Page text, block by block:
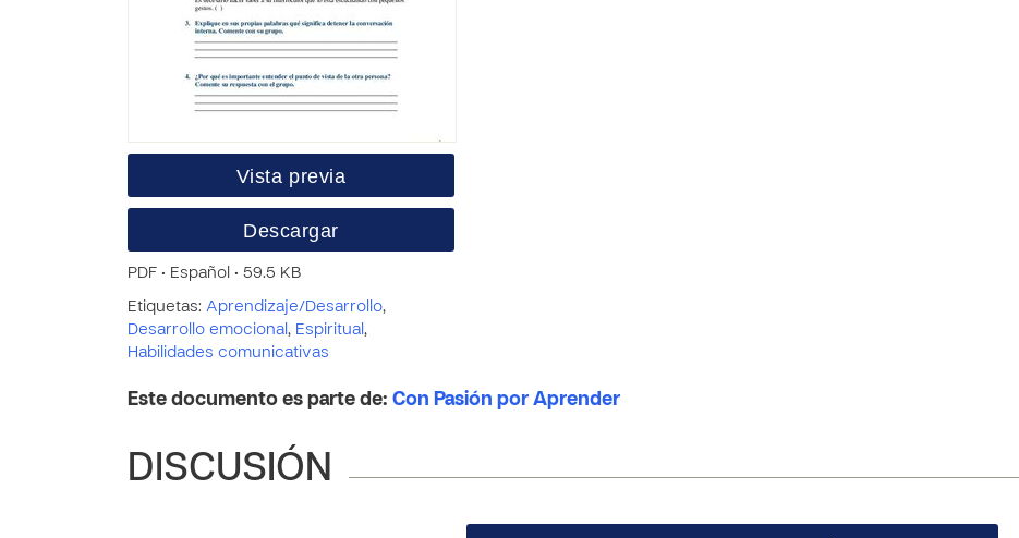
Vista previa
Descargar
PDF • Español • 59.5 KB
Etiquetas: Aprendizaje/Desarrollo,
Desarrollo emocional , Espiritual ,
Habilidades comunicativas
Este documento es parte de: Con Pasión por Aprender
DISCUSIÓN